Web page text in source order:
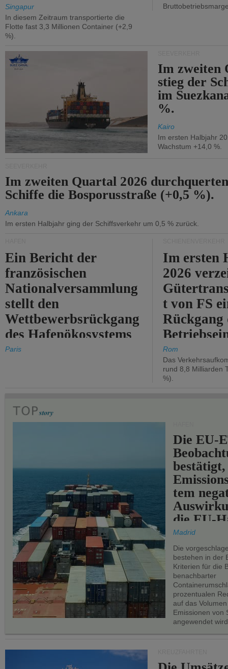
Singapur
In diesem Zeitraum transportierte die
Flotte fast 3,3 Millionen Container (+2,9
%).
Im zweiten
stieg der
im
%.
Kairo
Im ersten Halbjahr
Wachstum +14,0 %.
Im zweiten Quartal 2026
Schiffe die Bosporusstraße (+0,5 %).
Ankara
Im ersten Halbjahr ging der Schiffsverkehr um 0,5 % zurück.
Ein Bericht der
französischen
Nationalversammlung
stellt den
Wettbewerbsrückgang
des Hafenökosystems
des Staates fest.
Paris
Im ersten
2026
t von FS
Rückgang
um 2,7 %.
Rom
Das
rund 8,8 Milliarden
%).
Die EU-
bestätigt,
tem
die EU-
Madrid
Die
bestehen in der
Kriterien für die
benachbarter
prozentualen
auf das
Emissionen von
angewendet